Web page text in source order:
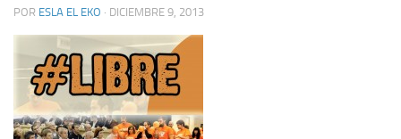
POR ESLA EL EKO · DICIEMBRE 9, 2013